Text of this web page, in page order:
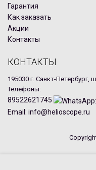
Гарантия
Как заказать
Акции
Контакты
КОНТАКТЫ
195030 г. Санкт-
Телефоны:
89522621745
Email: info@helioscope.ru